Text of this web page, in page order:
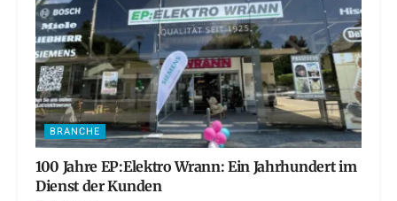
BRANCHE
100 Jahre EP:Elektro Wrann: Ein Jahrhundert im
Dienst der Kunden